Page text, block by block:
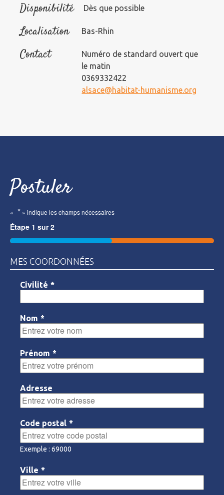
Disponibilité Dès que possible
Localisation Bas-Rhin
Contact
Numéro de standard ouvert que
le matin
0369332422
alsace@habitat-humanisme.org
Postuler
« * » indique les champs nécessaires
Étape 1 sur2
50%
MES COORDONNÉES
Civilité *
Nom *
Prénom *
Adresse
Code postal *
Exemple : 69000
Ville *